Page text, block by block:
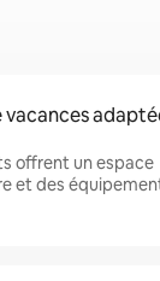
offrent un espace
et des